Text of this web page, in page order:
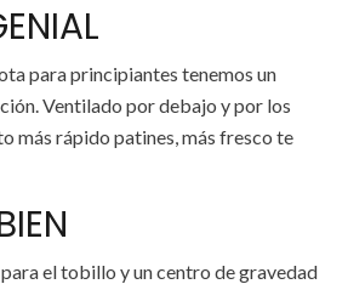
para principiantes tenemos un
Ventilado por debajo y por los
más rápido patines, más fresco te
el tobillo y un centro de gravedad